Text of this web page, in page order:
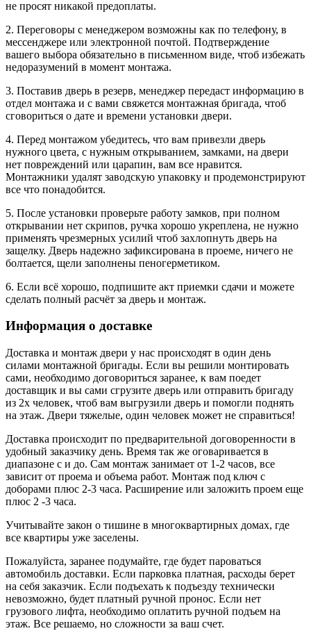
не просят никакой предоплаты.
2. Переговоры с менеджером возможны как по телефону, в
мессенджере или электронной почтой. Подтверждение
вашего выбора обязательно в письменном виде, чтоб избежать
недоразумений в момент монтажа.
3. Поставив дверь в резерв, менеджер передаст информацию в
отдел монтажа и с вами свяжется монтажная бригада, чтоб
сговориться о дате и времени установки двери.
4. Перед монтажом убедитесь, что вам привезли дверь
нужного цвета, с нужным открыванием, замками, на двери
нет повреждений или царапин, вам все нравится.
Монтажники удалят заводскую упаковку и продемонстрируют
все что понадобится.
5. После установки проверьте работу замков, при полном
открывании нет скрипов, ручка хорошо укреплена, не нужно
применять чрезмерных усилий чтоб захлопнуть дверь на
защелку. Дверь надежно зафиксирована в проеме, ничего не
болтается, щели заполнены пеногерметиком.
6. Если всё хорошо, подпишите акт приемки сдачи и можете
сделать полный расчёт за дверь и монтаж.
Информация о доставке
Доставка и монтаж двери у нас происходят в один день
силами монтажной бригады. Если вы решили монтировать
сами, необходимо договориться заранее, к вам поедет
доставщик и вы сами сгрузите дверь или отправить бригаду
из 2х человек, чтоб вам выгрузили дверь и помогли поднять
на этаж. Двери тяжелые, один человек может не справиться!
Доставка происходит по предварительной договоренности в
удобный заказчику день. Время так же оговаривается в
диапазоне с и до. Сам монтаж занимает от 1-2 часов, все
зависит от проема и объема работ. Монтаж под ключ с
доборами плюс 2-3 часа. Расширение или заложить проем еще
плюс 2 -3 часа.
Учитывайте закон о тишине в многоквартирных домах, где
все квартиры уже заселены.
Пожалуйста, заранее подумайте, где будет пароваться
автомобиль доставки. Если парковка платная, расходы берет
на себя заказчик. Если подъехать к подъезду технически
невозможно, будет платный ручной пронос. Если нет
грузового лифта, необходимо оплатить ручной подъем на
этаж. Все решаемо, но сложности за ваш счет.